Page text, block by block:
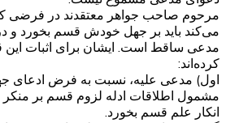
مرحوم صاحب جواهر معتقدند در فرضی
می‌کند باید بر جهل خودش قسم بخورد و
مدعی ساقط است. ایشان برای اثبات
کرده‌اند:
اول) مدعی علیه، نسبت به فرض ادعای
مشمول اطلاقات ادله لزوم قسم بر منکر
انکار علم قسم بخورد.